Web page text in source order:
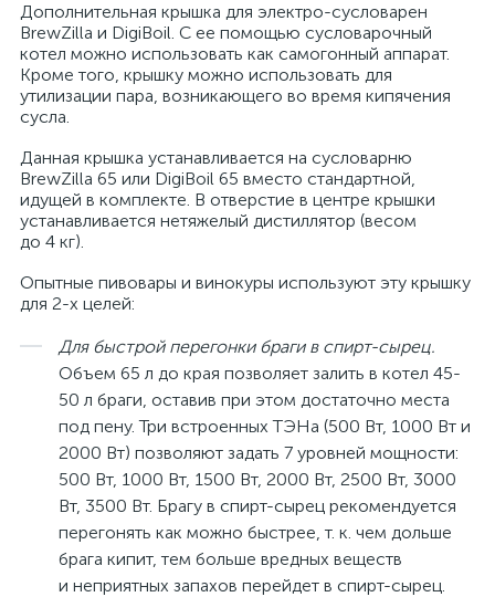
Дополнительная крышка для электро-сусловарен
BrewZilla и DigiBoil. С ее помощью сусловарочный
котел можно использовать как самогонный аппарат.
Кроме того, крышку можно использовать для
утилизации пара, возникающего во время кипячения
сусла.
Данная крышка устанавливается на сусловарню
BrewZilla 65 или DigiBoil 65 вместо стандартной,
идущей в комплекте. В отверстие в центре крышки
устанавливается нетяжелый дистиллятор (весом
до 4 кг).
Опытные пивовары и винокуры используют эту крышку
для 2-х целей:
Для быстрой перегонки браги в спирт-сырец.
Объем 65 л до края позволяет залить в котел 45-
50 л браги, оставив при этом достаточно места
под пену. Три встроенных ТЭНа (500 Вт, 1000 Вт и
2000 Вт) позволяют задать 7 уровней мощности:
500 Вт, 1000 Вт, 1500 Вт, 2000 Вт, 2500 Вт, 3000
Вт, 3500 Вт. Брагу в спирт-сырец рекомендуется
перегонять как можно быстрее, т. к. чем дольше
брага кипит, тем больше вредных веществ
и неприятных запахов перейдет в спирт-сырец.